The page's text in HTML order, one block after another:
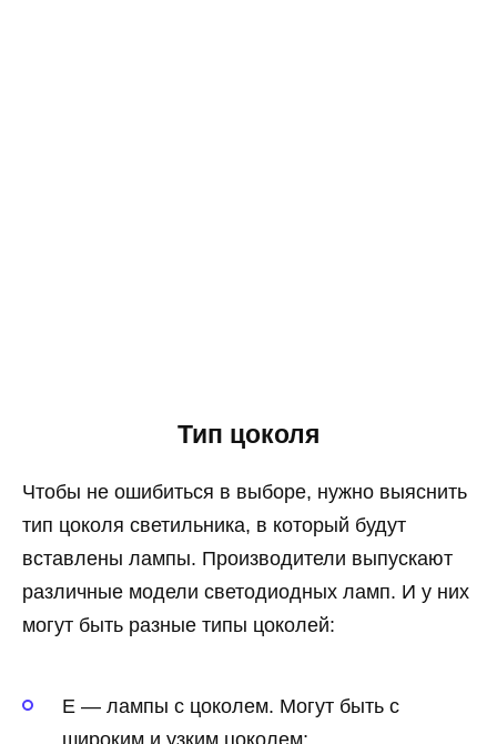
Тип цоколя
Чтобы не ошибиться в выборе, нужно выяснить
тип цоколя светильника, в который будут
вставлены лампы. Производители выпускают
различные модели светодиодных ламп. И у них
могут быть разные типы цоколей:
E — лампы с цоколем. Могут быть с